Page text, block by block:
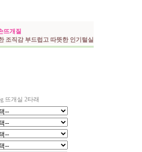
뜨개질
조직감 부드럽고 따뜻한 인기털실
뜨개실 2타래